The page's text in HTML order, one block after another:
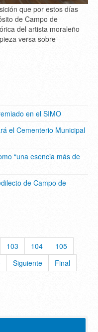
que por estos días
de Campo de
del artista moraleño
versa sobre
en el SIMO
el Cementerio Municipal
“una esencia más de
de Campo de
103 104
105
Siguiente Final